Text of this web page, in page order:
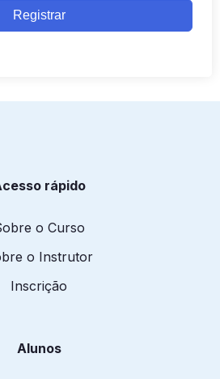
Registrar
rápido
o Curso
o Instrutor
Inscrição
Alunos